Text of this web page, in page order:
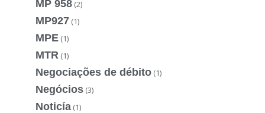
MP 958 (2)
MP927 (1)
MPE (1)
MTR (1)
Negociações de débito (1)
Negócios (3)
Noticía (1)